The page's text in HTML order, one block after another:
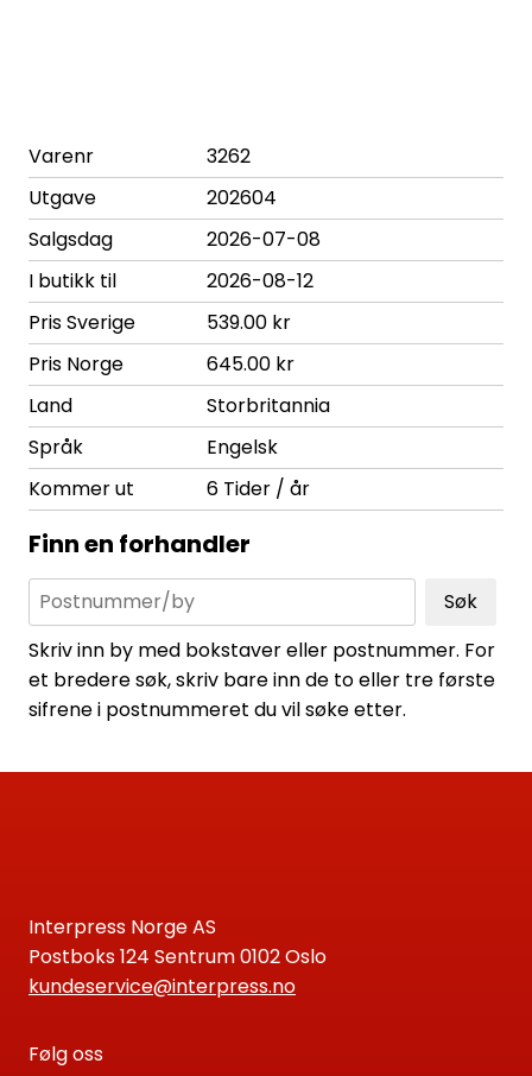
Varenr
3262
Utgave
202604
Salgsdag
2026-07-08
I butikk til
2026-08-12
Pris Sverige
539.00 kr
Pris Norge
645.00 kr
Land
Storbritannia
Språk
Engelsk
Kommer ut
6 Tider / år
Finn en forhandler
Søk
Skriv inn by med bokstaver eller postnummer. For
et bredere søk, skriv bare inn de to eller tre første
sifrene i postnummeret du vil søke etter.
Interpress Norge AS
Postboks 124 Sentrum 0102 Oslo
kundeservice@interpress.no
Følg oss